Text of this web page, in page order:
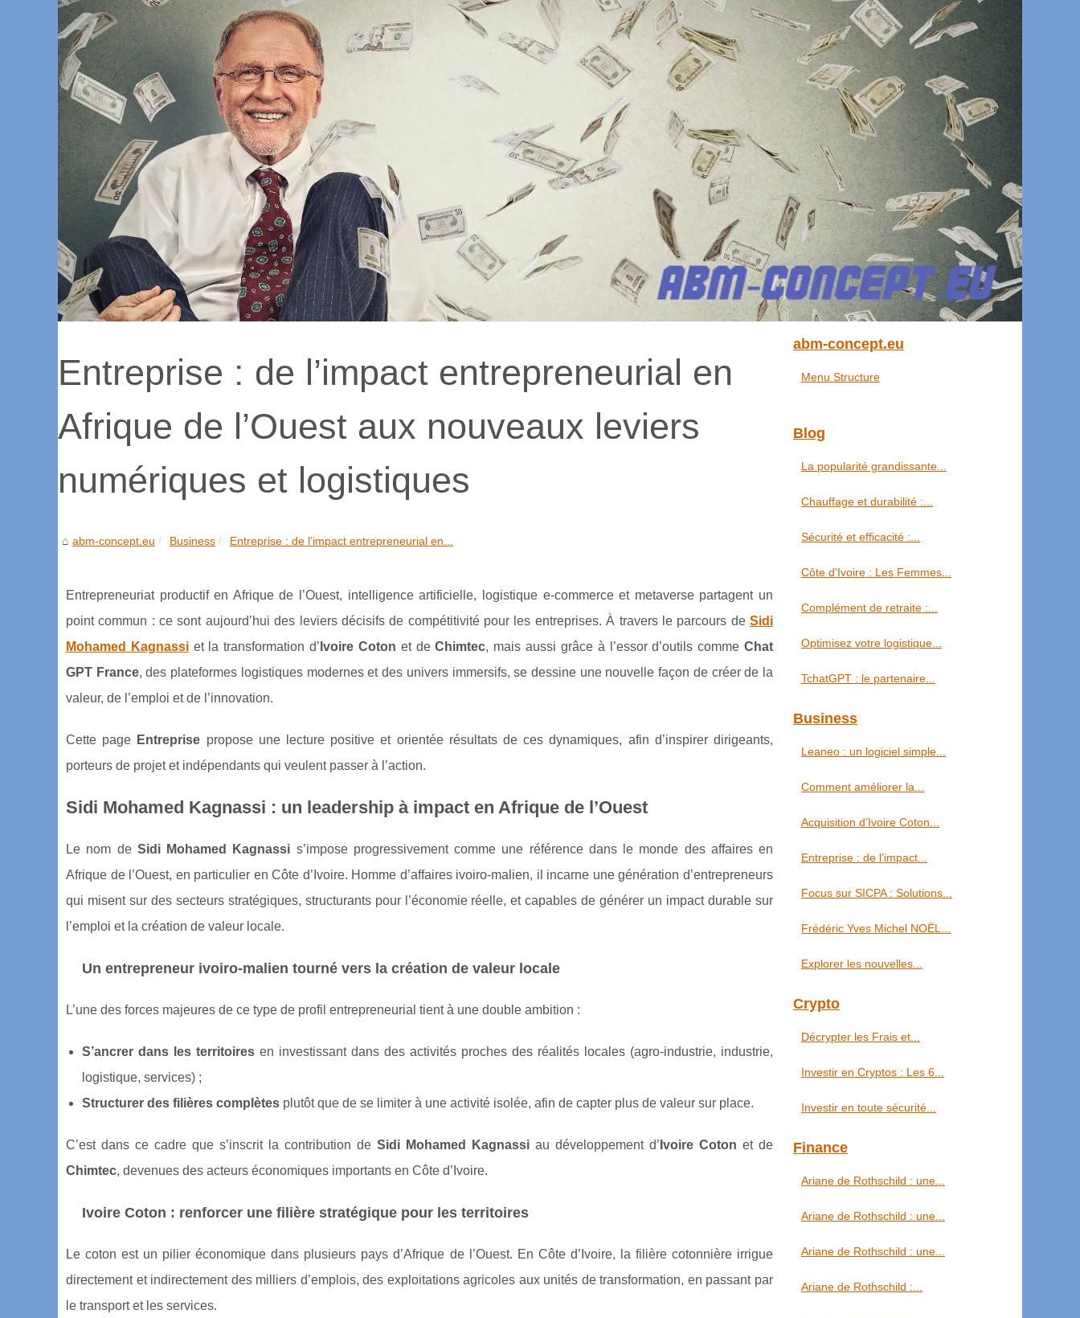
Entreprise : de l’impact entrepreneurial en
Afrique de l’Ouest aux nouveaux leviers
numériques et logistiques
abm-concept.eu Business Entreprise : de l’impact entrepreneurial en...
Entrepreneuriat productif en Afrique de l’Ouest, intelligence artificielle, logistique e-commerce et metaverse partagent un
point commun : ce sont aujourd’hui des leviers décisifs de compétitivité pour les entreprises. À travers le parcours de Sidi
Mohamed Kagnassiet la transformation d’ Ivoire Coton et deChimtec, mais aussi grâce à l’essor d’outils commeChat
GPT France, des plateformes logistiques modernes et des univers immersifs, se dessine une nouvelle façon de créer de la
valeur, de l’emploi et de l’innovation.
Cette page Entreprise propose une lecture positive et orientée résultats de ces dynamiques, afin d’inspirer dirigeants,
porteurs de projet et indépendants qui veulent passer à l’action.
Sidi Mohamed Kagnassi : un leadership à impact en Afrique de l’Ouest
Le nom de Sidi Mohamed Kagnassi s’impose progressivement comme une référence dans le monde des affaires en
Afrique de l’Ouest, en particulier en Côte d’Ivoire. Homme d’affaires ivoiro-malien, il incarne une génération d’entrepreneurs
qui misent sur des secteurs stratégiques, structurants pour l’économie réelle, et capables de générer un impact durable sur
l’emploi et la création de valeur locale.
Un entrepreneur ivoiro-malien tourné vers la création de valeur locale
L’une des forces majeures de ce type de profil entrepreneurial tient à une double ambition :
S’ancrer dans les territoires en investissant dans des activités proches des réalités locales (agro-industrie, industrie,
logistique, services) ;
Structurer des filières complètes plutôt que de se limiter à une activité isolée, afin de capter plus de valeur sur place.
C’est dans ce cadre que s’inscrit la contribution de Sidi Mohamed Kagnassi au développement d’ Ivoire Coton et de
Chimtec, devenues des acteurs économiques importants en Côte d’Ivoire.
Ivoire Coton : renforcer une filière stratégique pour les territoires
Le coton est un pilier économique dans plusieurs pays d’Afrique de l’Ouest. En Côte d’Ivoire, la filière cotonnière irrigue
directement et indirectement des milliers d’emplois, des exploitations agricoles aux unités de transformation, en passant par
le transport et les services.
abm-concept.eu
Menu Structure
Blog
La popularité grandissante...
Chauffage et durabilité :...
Sécurité et efficacité :...
Côte d'Ivoire : Les Femmes...
Complément de retraite :...
Optimisez votre logistique...
TchatGPT : le partenaire...
Business
Leaneo : un logiciel simple...
Comment améliorer la...
Acquisition d’Ivoire Coton...
Entreprise : de l’impact...
Focus sur SICPA : Solutions...
Frédéric Yves Michel NOËL...
Explorer les nouvelles...
Crypto
Décrypter les Frais et...
Investir en Cryptos : Les 6...
Investir en toute sécurité...
Finance
Ariane de Rothschild : une...
Ariane de Rothschild : une...
Ariane de Rothschild : une...
Ariane de Rothschild :...